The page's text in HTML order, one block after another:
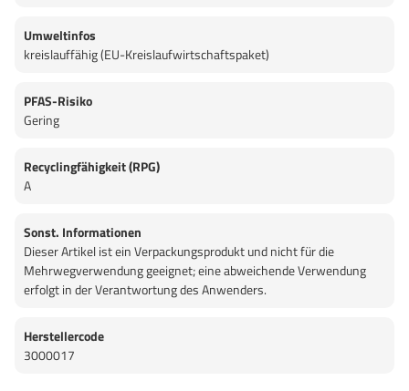
Umweltinfos
kreislauffähig (EU-Kreislaufwirtschaftspaket)
PFAS-Risiko
Gering
Recyclingfähigkeit (RPG)
A
Sonst. Informationen
Dieser Artikel ist ein Verpackungsprodukt und nicht für die
Mehrwegverwendung geeignet; eine abweichende Verwendung
erfolgt in der Verantwortung des Anwenders.
Herstellercode
3000017